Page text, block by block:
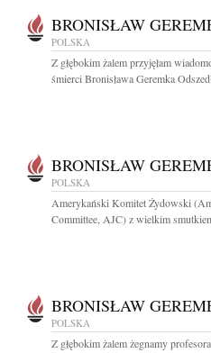
BRONISŁAW
POLSKA
Z głębokim żalem przyjęłam
śmierci Bronisława Geremka
BRONISŁAW
POLSKA
Amerykański Komitet Żydowski
Committee, AJC) z wielkim
BRONISŁAW
POLSKA
Z głębokim żalem żegnamy